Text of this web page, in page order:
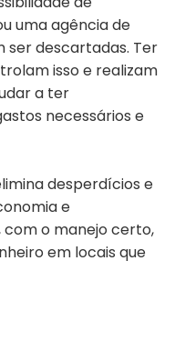
uma agência de
ser descartadas. Ter
isso e realizam
a ter
necessários e
desperdícios e
e
com o manejo certo,
em locais que